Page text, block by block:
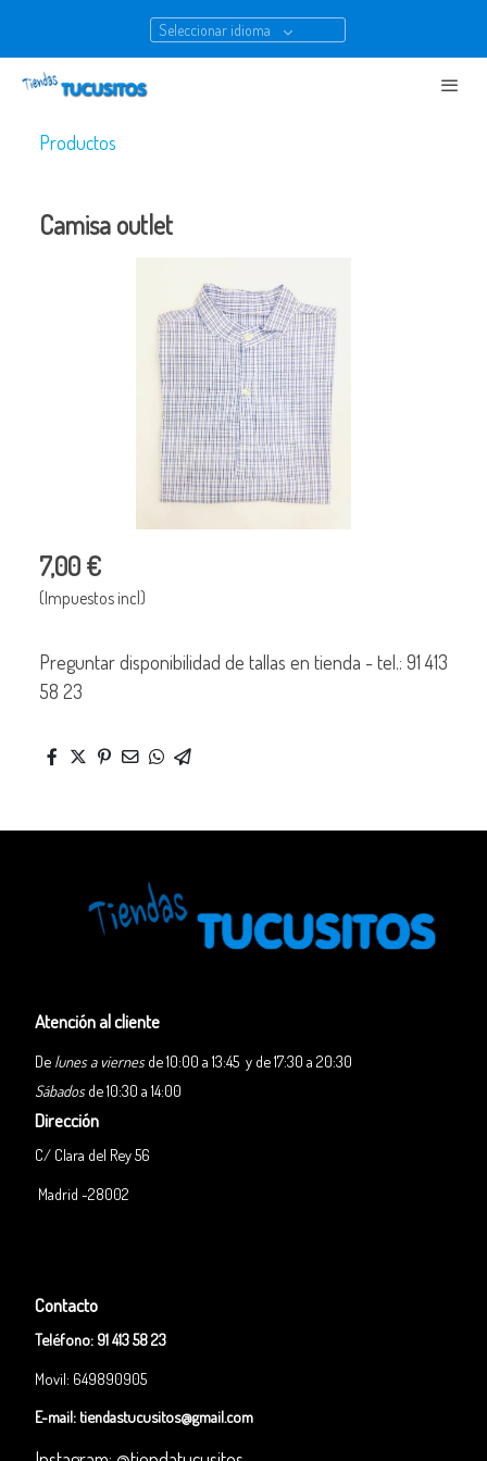
Seleccionar idioma
Productos
Camisa outlet
7,00 €
(Impuestos incl)
Preguntar disponibilidad de tallas en tienda - tel.: 91 413
58 23
Atención al cliente
De lunes a viernesde 10:00 a 13:45 y de 17:30 a 20:30
Sábadosde 10:30 a 14:00
Dirección
C/ Clara del Rey 56
Madrid -28002
Contacto
Teléfono: 91 413 58 23
Movil: 649890905
E-mail: tiendastucusitos@gmail.com